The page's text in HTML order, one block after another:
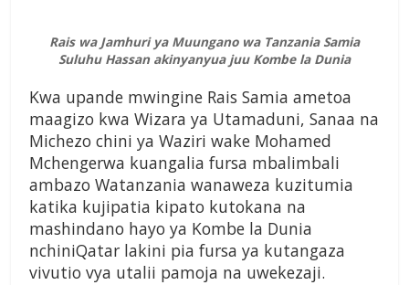
Rais wa Jamhuri ya Muungano wa Tanzania Samia
Suluhu Hassan akinyanyua juu Kombe la Dunia
Kwa upande mwingine Rais Samia ametoa
maagizo kwa Wizara ya Utamaduni, Sanaa na
Michezo chini ya Waziri wake Mohamed
Mchengerwa kuangalia fursa mbalimbali
ambazo Watanzania wanaweza kuzitumia
katika kujipatia kipato kutokana na
mashindano hayo ya Kombe la Dunia
nchiniQatar lakini pia fursa ya kutangaza
vivutio vya utalii pamoja na uwekezaji.